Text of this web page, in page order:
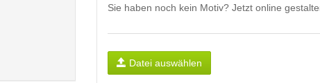
Sie haben noch kein Motiv? Jetzt online
Datei auswählen